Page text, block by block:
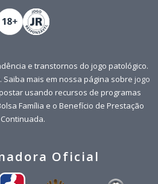
e transtornos do jogo patológico.
Saiba mais em nossa página sobre jogo
usando recursos de programas
Família e o Benefício de Prestação
Continuada.
Oficial